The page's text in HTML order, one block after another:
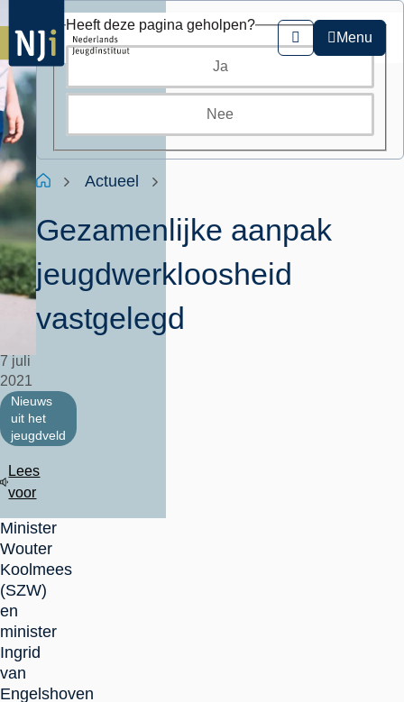
Overslaan
en
naar
de
inhoud
gaan
Zoeken
Menu
Kruimelpad
HomeActueel
Gezamenlijke aanpak
jeugdwerkloosheid
vastgelegd
7 juli
2021
Nieuws
uit het
jeugdveld
Lees
voor
Minister
Wouter
Koolmees
(SZW)
en
minister
Ingrid
van
Engelshoven
Heeft deze pagina geholpen?
Ja
Nee